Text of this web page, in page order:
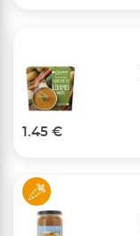
1.45 €